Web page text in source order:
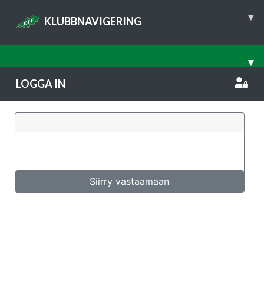
KLUBBNAVIGERING ▾
▾
LOGGA IN